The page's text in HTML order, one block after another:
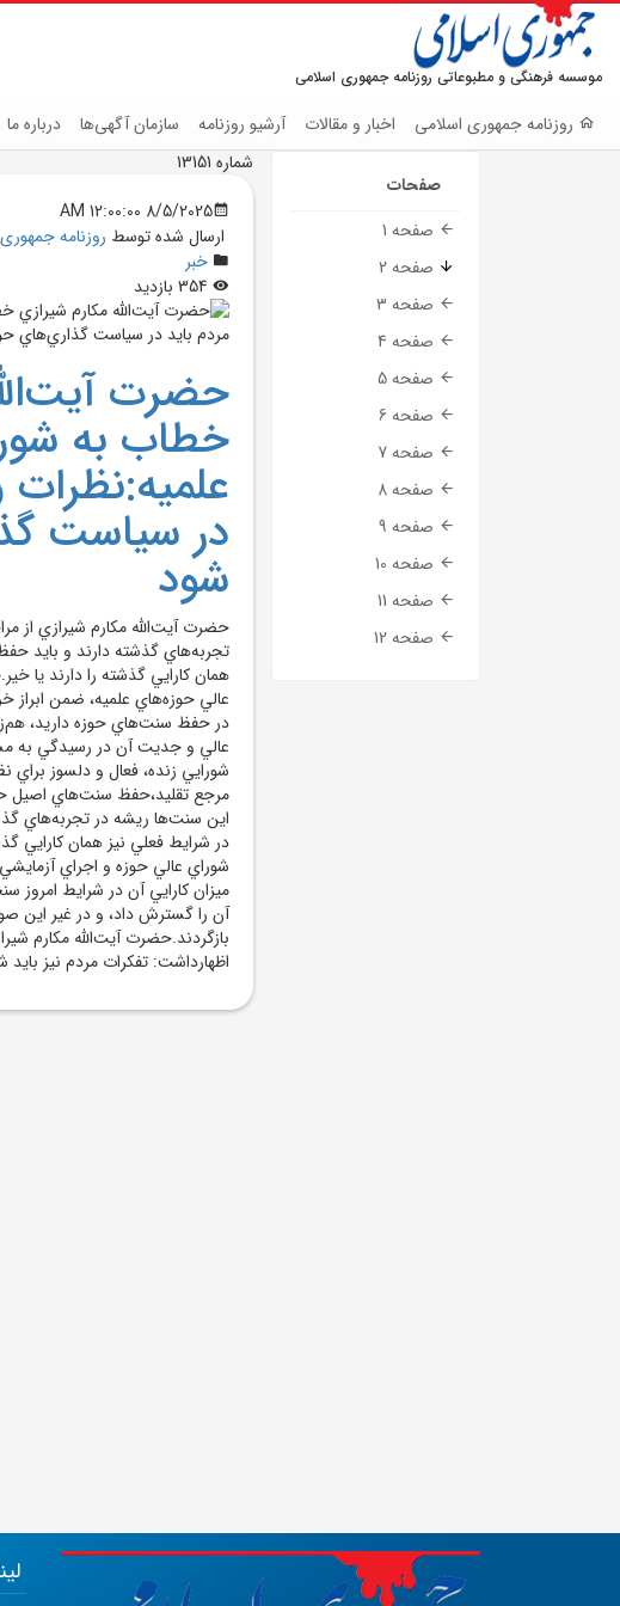
موسسه فرهنگی و مطبوعاتی روزنامه جمهوری اسلامی
روزنامه جمهوری اسلامی اخبار و مقالات آرشیو روزنامه سازمان آگهی‌ها درباره ما
صفحات
صفحه 1
صفحه 2
صفحه 3
صفحه 4
صفحه 5
صفحه 6
صفحه 7
صفحه 8
صفحه 9
صفحه 10
صفحه 11
صفحه 12
شماره 13151
8/5/2025 12:00:00 AM
ارسال شده توسط روزنامه
خبر
حضرت
خطاب به
علميه:نظرات
در سياست
شود
حضرت آيت‌الله مکارم شيرازي از
تجربه‌هاي گذشته دارند و بايد
همان کارايي گذشته را دارند يا
عالي حوزه‌هاي علميه، ضمن ابراز
در حفظ سنت‌هاي حوزه داريد،
عالي و جديت آن در رسيدگي به
شورايي زنده، فعال و دلسوز براي
مرجع تقليد،حفظ سنت‌هاي اصيل
اين سنت‌ها ريشه در تجربه‌هاي
در شرايط فعلي نيز همان کارايي
شوراي عالي حوزه و اجراي
ميزان کارايي آن در شرايط
آن را گسترش داد، و در غير اين
بازگردند.حضرت آيت‌الله مکارم
اظهارداشت: تفکرات مردم نيز